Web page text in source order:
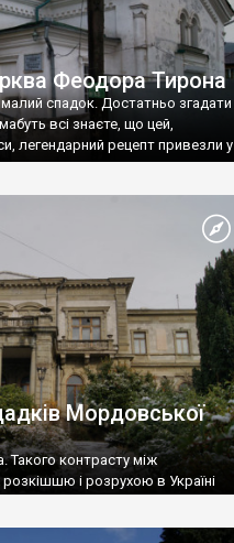
Феодора Тирона
спадок. Достатньо згадати
всі знаєте, що цей,
легендарний рецепт привезли у
Мордовської
Такого контрасту між
розкішшю і розрухою в Україні